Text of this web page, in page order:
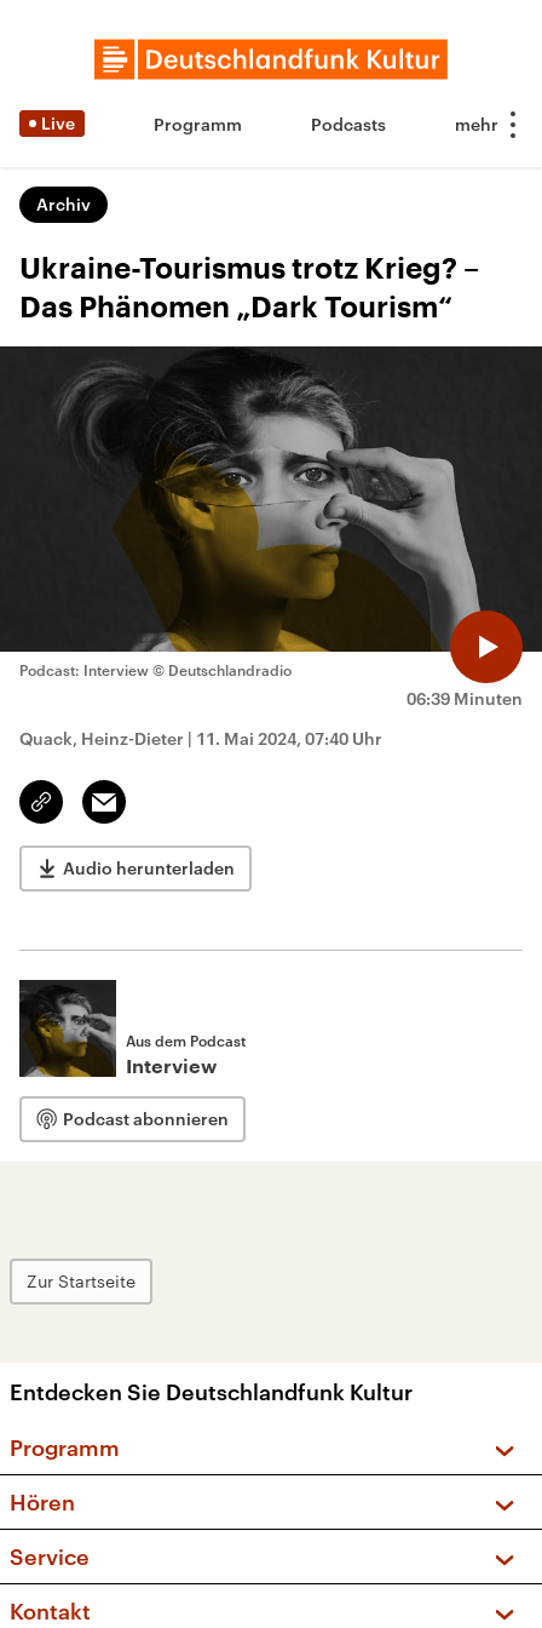
Live Programm Podcasts
Archiv
Ukraine-Tourismus trotz Krieg? –
Das Phänomen „Dark Tourism“
06:39 Minuten
Podcast: Interview © Deutschlandradio
Quack, Heinz-Dieter | 11. Mai 2024, 07:40 Uhr
Link
kopieren/teilen
Email
Audio herunterladen
Aus dem Podcast
Interview
Podcast abonnieren
Zur Startseite
Entdecken Sie Deutschlandfunk Kultur
Programm
Sendungen und Podcasts
Musikliste
Kakadu – Das Kinderprogramm
Hören
Frequenzen (UKW + DAB+)
Service
FAQ
Kontakt